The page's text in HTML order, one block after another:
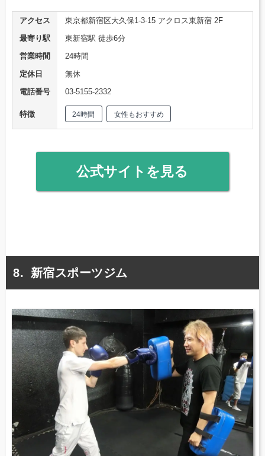
アクセス
東京都新宿区大久保1-3-15 アクロス東新宿 2F
最寄り駅
東新宿駅 徒歩6分
営業時間
24時間
定休日
無休
電話番号
03-5155-2332
特徴 24時間 女性もおすすめ
公式サイトを見る
新宿スポーツジム